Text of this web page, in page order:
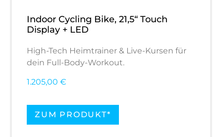
Indoor Cycling Bike, 21,5“ Touch
Display + LED
High-Tech Heimtrainer & Live-Kursen für
dein Full-Body-Workout.
1.205,00 €
ZUM PRODUKT*